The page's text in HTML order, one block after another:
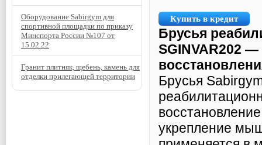
Купить в кредит
Брусья
SGINVAR202
Брусья
укрепление
Оборудование Sabirgym для
спортивной площадки по приказу
Минспорта России №107 от
15.02.22
Гранит плитняк, щебень, камень для
отделки прилегающей территории